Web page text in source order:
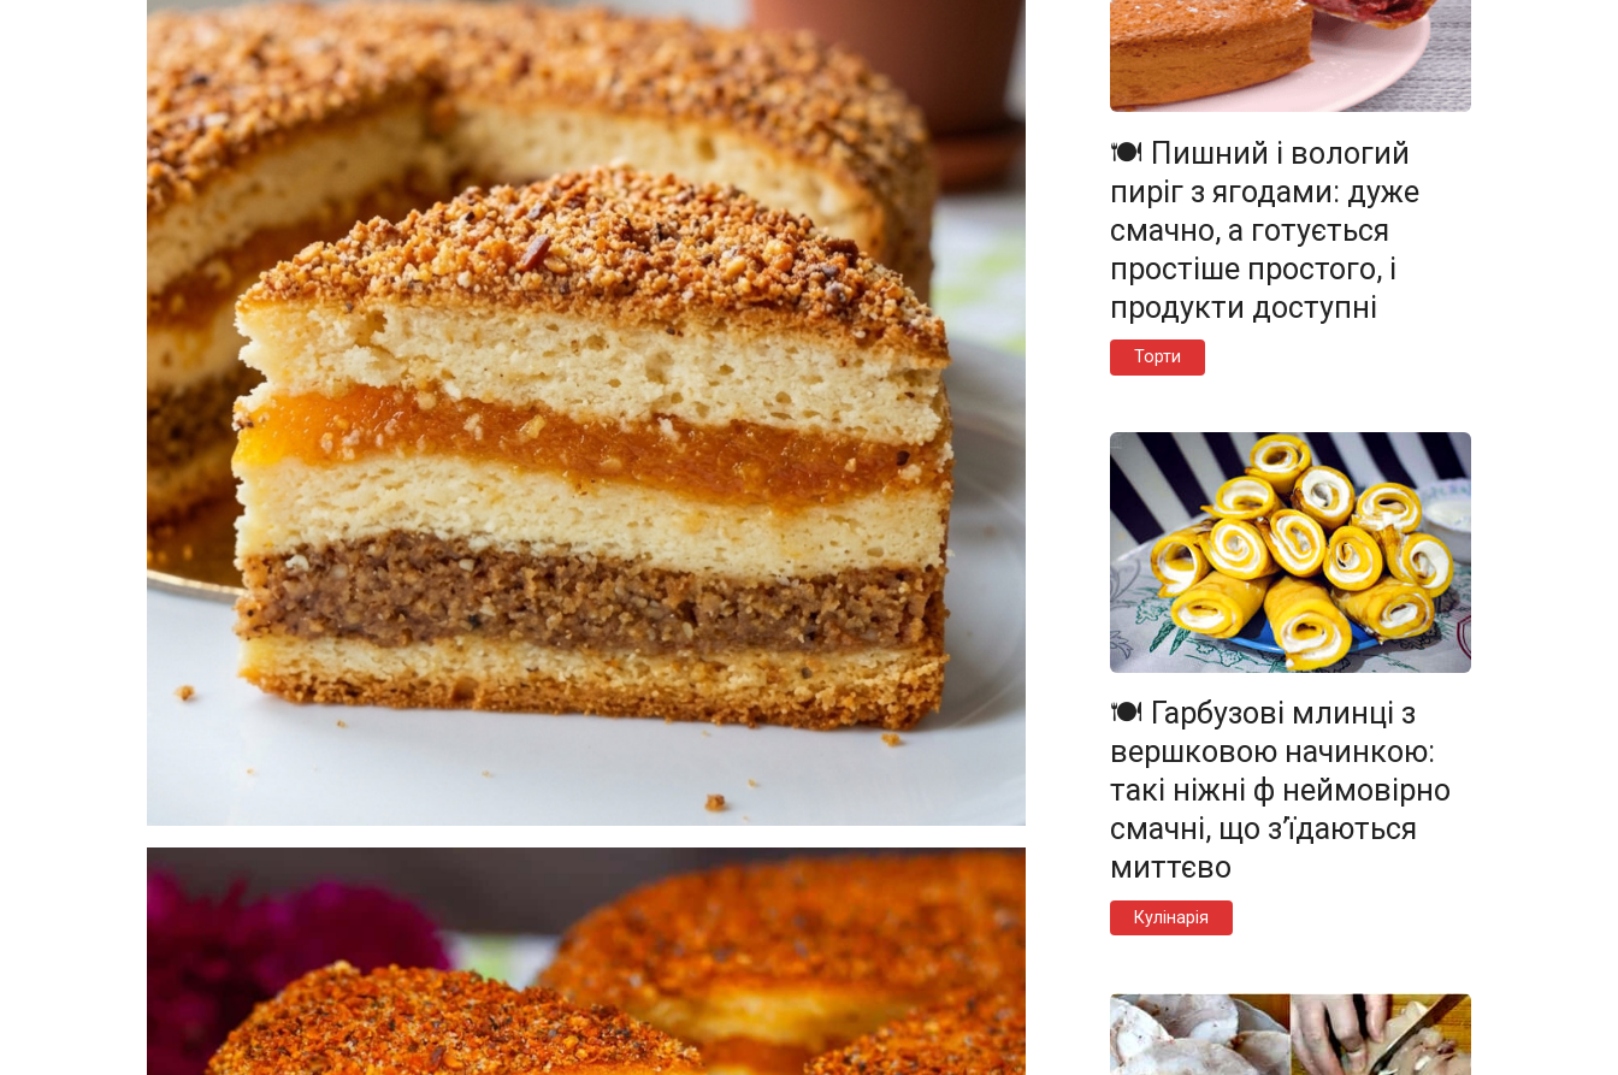
🍽️ Пишний і вологий
пиріг з ягодами: дуже
смачно, а готується
простіше простого, і
продукти доступні
Торти
🍽️ Гарбузові млинці з
вершковою начинкою:
такі ніжні ф неймовірно
смачні, що з’їдаються
миттєво
Кулінарія